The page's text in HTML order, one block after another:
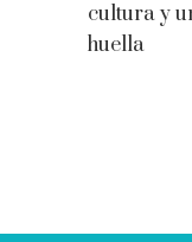
cultura y
huella